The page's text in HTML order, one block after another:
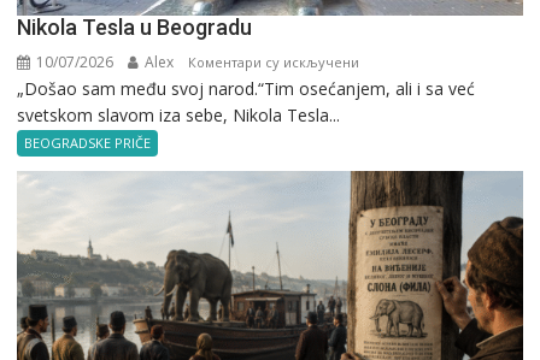
Nikola Tesla u Beogradu
10/07/2026 Alex Коментари су искључени
Nikola
Beogradu
„Došao sam među svoj narod.“Tim osećanjem, ali i sa već
svetskom slavom iza sebe, Nikola Tesla...
BEOGRADSKE PRIČE